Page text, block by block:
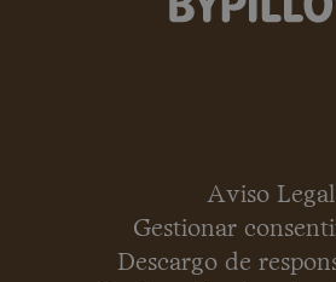
Aviso Legal
Gestionar
Descargo de